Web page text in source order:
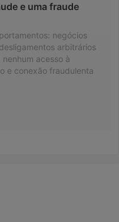
e uma fraude
negócios
arbitrários
acesso à
e conexão fraudulenta